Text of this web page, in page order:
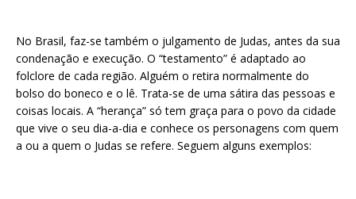
No Brasil, faz-se também o julgamento de Judas, antes da sua
condenação e execução. O “testamento” é adaptado ao
folclore de cada região. Alguém o retira normalmente do
bolso do boneco e o lê. Trata-se de uma sátira das pessoas e
coisas locais. A “herança” só tem graça para o povo da cidade
que vive o seu dia-a-dia e conhece os personagens com quem
a ou a quem o Judas se refere. Seguem alguns exemplos: